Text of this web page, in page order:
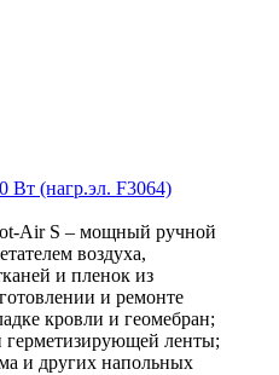
Вт (нагр.эл. F3064)
Air S – мощный ручной
воздуха,
и пленок из
и ремонте
кровли и геомебран;
ленты;
и других напольных